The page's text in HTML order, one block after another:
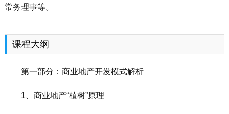
常务理事等。
课程大纲
第一部分：商业地产开发模式解析
1、商业地产“植树”原理